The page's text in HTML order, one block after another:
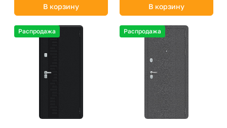
В корзину В корзину
Распродажа Распродажа